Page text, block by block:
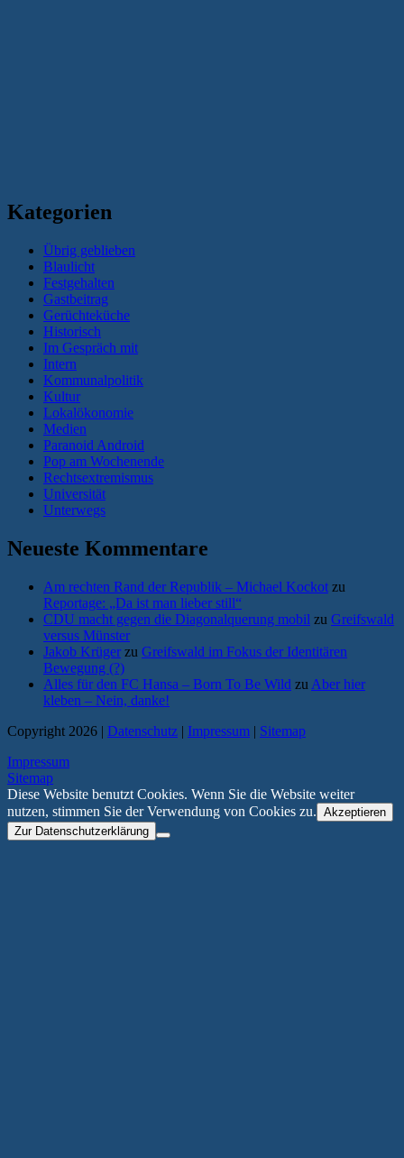
Kategorien
Übrig geblieben
Blaulicht
Festgehalten
Gastbeitrag
Gerüchteküche
Historisch
Im Gespräch mit
Intern
Kommunalpolitik
Kultur
Lokalökonomie
Medien
Paranoid Android
Pop am Wochenende
Rechtsextremismus
Universität
Unterwegs
Neueste Kommentare
Am rechten Rand der Republik – Michael Kockot zu
Reportage: „Da ist man lieber still“
CDU macht gegen die Diagonalquerung mobil zu Greifswald
versus Münster
Jakob Krüger zu Greifswald im Fokus der Identitären
Bewegung (?)
Alles für den FC Hansa – Born To Be Wild zu Aber hier
kleben – Nein, danke!
Copyright 2026 | Datenschutz | Impressum | Sitemap
Impressum
Sitemap
Diese Website benutzt Cookies. Wenn Sie die Website weiter
nutzen, stimmen Sie der Verwendung von Cookies zu. Akzeptieren
Zur Datenschutzerklärung